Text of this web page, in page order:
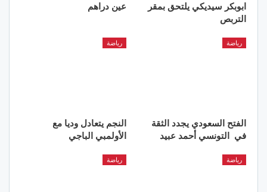
ابوبكر سيديكي يلتحق بمقر
التربص
عين دراهم
رياضة
الفتح السعودي يجدد الثقة
في التونسي أحمد عبيد
رياضة
النجم يتعادل وديا مع
الأولمبي الباجي
رياضة رياضة